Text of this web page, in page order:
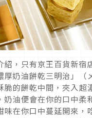
紹，只有京王百貨新宿
厚奶油餅乾三明治」（
脆的餅乾中間，夾入超
奶油便會在你的口中柔
味在你口中蔓延開來，